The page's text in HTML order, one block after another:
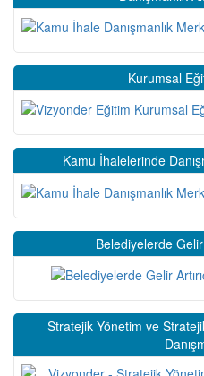
Kurumsal
Kamu İhalelerinde
Belediyelerde Gelir
Stratejik Yönetim ve